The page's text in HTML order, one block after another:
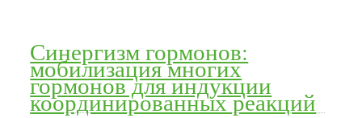
Синергизм гормонов:
мобилизация многих
гормонов для индукции
координированных реакций